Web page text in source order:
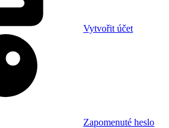
Vytvořit účet
Zapomenuté heslo